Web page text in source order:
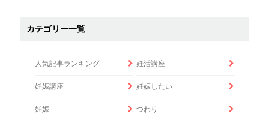
カテゴリー一覧
人気記事ランキング 妊活講座
妊娠講座 妊娠したい
妊娠 つわり